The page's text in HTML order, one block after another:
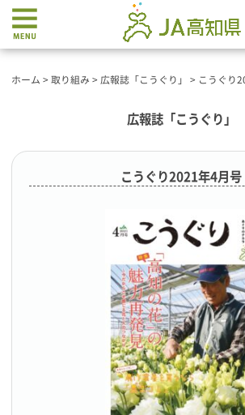
ホーム > 取り組み > 広報誌「こうぐり」 > こうぐり
広報誌「こうぐり」
こうぐり2021年4月号